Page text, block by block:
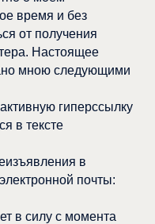
время и без
от получения
Настоящее
мною следующими
гиперссылку
в тексте
в
почты:
в силу с момента